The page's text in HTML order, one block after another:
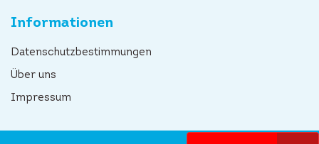
Informationen
Datenschutzbestimmungen
Über uns
Impressum